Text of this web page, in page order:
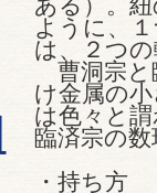
ように、
は、２つ
曹洞宗と
け金属の
は色々と
臨済宗の
・持ち方